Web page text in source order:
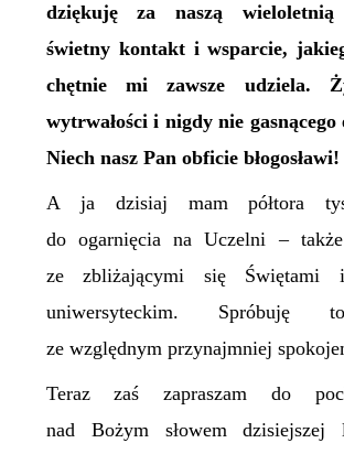
dziękuję za naszą wieloletnią
świetny kontakt i wsparcie,
chętnie mi zawsze udziela.
wytrwałości i nigdy nie
Niech nasz Pan obficie błogosławi!
A ja dzisiaj mam półtora
do ogarnięcia na Uczelni –
ze zbliżającymi się Świętami i
uniwersyteckim. Spróbuję
ze względnym przynajmniej
Teraz zaś zapraszam do
nad Bożym słowem